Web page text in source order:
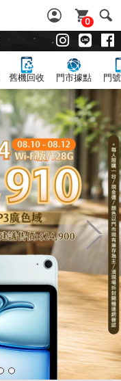
0
舊機回收 門市據點 門